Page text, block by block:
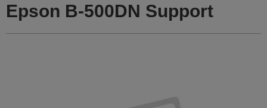
Epson B-500DN Support